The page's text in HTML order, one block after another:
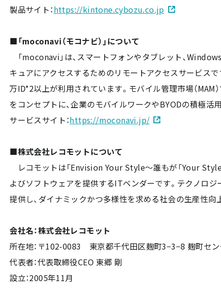
製品サイト：https://kintone.cybozu.co.jp
■「moconavi（モコナビ）」について
「moconavi」は、スマートフォンやタブレット、
キュアにアクセスするためのリモートアクセスサービス
万ID*2以上が利用されています。モバイル管理市場（
をコンセプトに、企業のモバイルワークやBYODの積極活
サービスサイト：https://moconavi.jp/
■株式会社レコモットについて
レコモットは「Envision Your Style〜誰もが「Your
よびソフトウェアを提供するITベンダーです。テクノロ
提供し、ダイナミックかつ多様性を求める社会の生産性向
会社名：株式会社レコモット
所在地：〒102-0083 東京都千代田区麹町3−3−8 麹町セ
代表者：代表取締役CEO 東郷 剛
設立：2005年11月